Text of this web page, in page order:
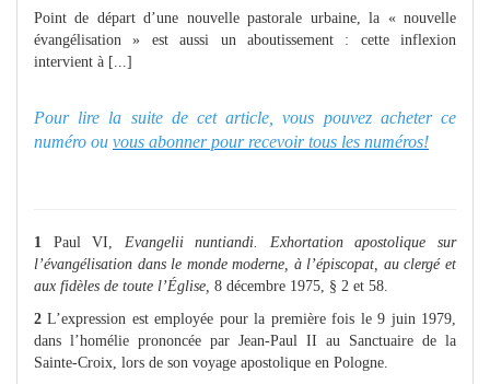
Point de départ d’une nouvelle pastorale urbaine, la « nouvelle
évangélisation » est aussi un aboutissement : cette inflexion
intervient à [...]
Pour lire la suite de cet article, vous pouvez acheter ce
numéro ou vous abonner pour recevoir tous les numéros!
1 Paul VI, Evangelii nuntiandi. Exhortation apostolique sur
l’évangélisation dans le monde moderne, à l’épiscopat, au clergé et
aux fidèles de toute l’Église, 8 décembre 1975, § 2 et 58.
2 L’expression est employée pour la première fois le 9 juin 1979,
dans l’homélie prononcée par Jean‑Paul II au Sanctuaire de la
Sainte‑Croix, lors de son voyage apostolique en Pologne.